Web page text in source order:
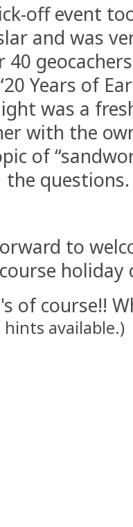
off event
and was
Years of
was a
with the
of
the questions.
to
holiday
of course!!
hints available.)